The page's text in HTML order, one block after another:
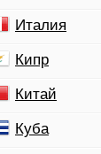
Италия
Кипр
Китай
Куба